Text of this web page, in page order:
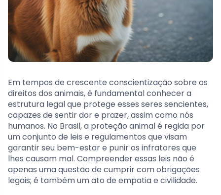
Em tempos de crescente conscientização sobre os
direitos dos animais, é fundamental conhecer a
estrutura legal que protege esses seres sencientes,
capazes de sentir dor e prazer, assim como nós
humanos. No Brasil, a proteção animal é regida por
um conjunto de leis e regulamentos que visam
garantir seu bem-estar e punir os infratores que
lhes causam mal. Compreender essas leis não é
apenas uma questão de cumprir com obrigações
legais; é também um ato de empatia e civilidade.